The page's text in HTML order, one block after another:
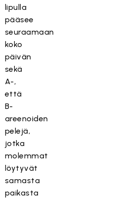
lipulla
pääsee
seuraamaan
koko
päivän
sekä
A-,
että
B-
areenoiden
pelejä,
jotka
molemmat
löytyvät
samasta
paikasta